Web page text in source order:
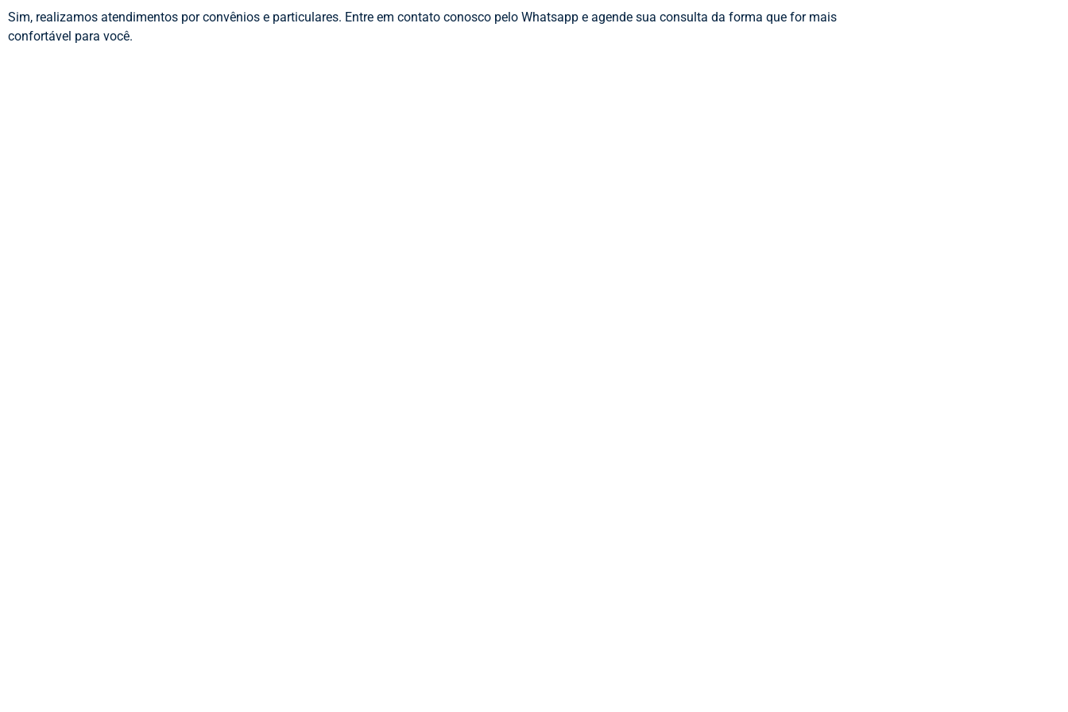
Sim, realizamos atendimentos por convênios e particulares. Entre em contato conosco pelo Whatsapp e agende sua consulta da forma que for mais
confortável para você.